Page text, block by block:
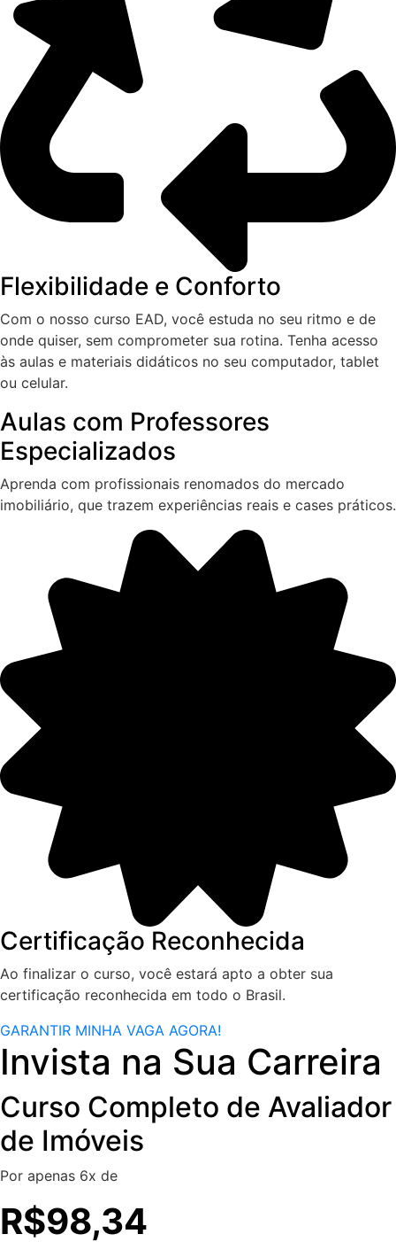
Flexibilidade e Conforto
Com o nosso curso EAD, você estuda no seu ritmo e de
onde quiser, sem comprometer sua rotina. Tenha acesso
às aulas e materiais didáticos no seu computador, tablet
ou celular.
Aulas com Professores
Especializados
Aprenda com profissionais renomados do mercado
imobiliário, que trazem experiências reais e cases práticos.
Certificação Reconhecida
Ao finalizar o curso, você estará apto a obter sua
certificação reconhecida em todo o Brasil.
GARANTIR MINHA VAGA AGORA!
Invista na Sua Carreira
Curso Completo de Avaliador
de Imóveis
Por apenas 6x de
R$98,34